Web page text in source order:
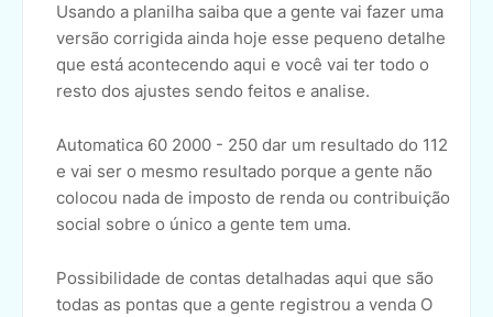
Usando a planilha saiba que a gente vai fazer uma
versão corrigida ainda hoje esse pequeno detalhe
que está acontecendo aqui e você vai ter todo o
resto dos ajustes sendo feitos e analise.
Automatica 60 2000 - 250 dar um resultado do 112
e vai ser o mesmo resultado porque a gente não
colocou nada de imposto de renda ou contribuição
social sobre o único a gente tem uma.
Possibilidade de contas detalhadas aqui que são
todas as pontas que a gente registrou a venda O